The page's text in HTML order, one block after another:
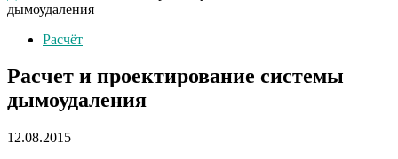
дымоудаления
Расчёт
Расчет и проектирование системы
дымоудаления
12.08.2015